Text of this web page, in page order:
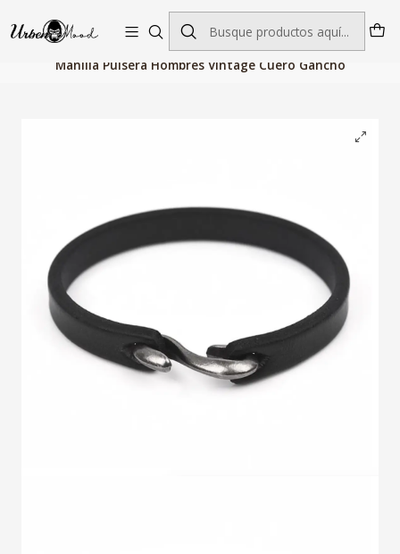
Envío GRATIS desde $60.000 | Entregas rápidas 1–5 días hábiles
Pulseras y Brazaletes
Manilla Pulsera Hombres Vintage Cuero Gancho